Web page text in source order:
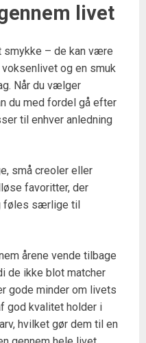
livet
smykke – de kan være
og en smuk
Når du vælger
du med fordel gå efter
til enhver anledning
små creoler eller
favoritter, der
føles særlige til
årene vende tilbage
de ikke blot matcher
gode minder om livets
god kvalitet holder i
hvilket gør dem til en